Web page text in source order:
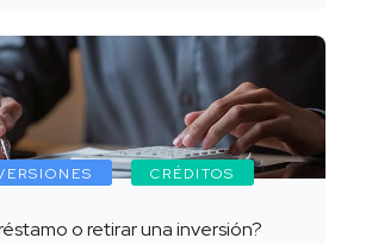
CRÉDITOS
o retirar una inversión?